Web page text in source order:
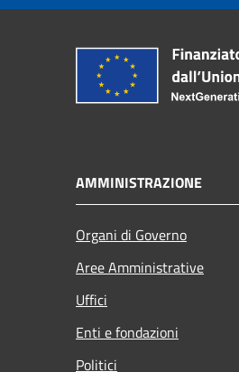
AMMINISTRAZIONE
Organi di Governo
Aree Amministrative
Uffici
Enti e fondazioni
Politici